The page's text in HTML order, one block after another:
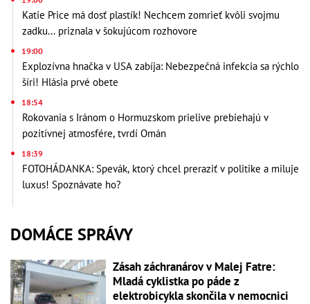
Katie Price má dosť plastík! Nechcem zomrieť kvôli svojmu
zadku... priznala v šokujúcom rozhovore
19:00
Explozívna hnačka v USA zabíja: Nebezpečná infekcia sa rýchlo
šíri! Hlásia prvé obete
18:54
Rokovania s Iránom o Hormuzskom prielive prebiehajú v
pozitívnej atmosfére, tvrdí Omán
18:39
FOTOHÁDANKA: Spevák, ktorý chcel preraziť v politike a miluje
luxus! Spoznávate ho?
DOMÁCE SPRÁVY
Zásah záchranárov v Malej Fatre:
Mladá cyklistka po páde z
elektrobicykla skončila v nemocnici